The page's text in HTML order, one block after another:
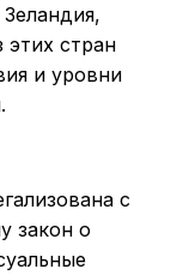
этих стран
и уровни
с
закон о